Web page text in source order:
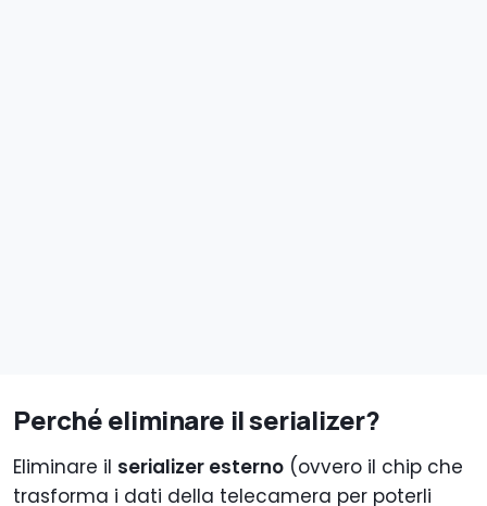
Perché eliminare il serializer?
Eliminare il serializer esterno (ovvero il chip che
trasforma i dati della telecamera per poterli